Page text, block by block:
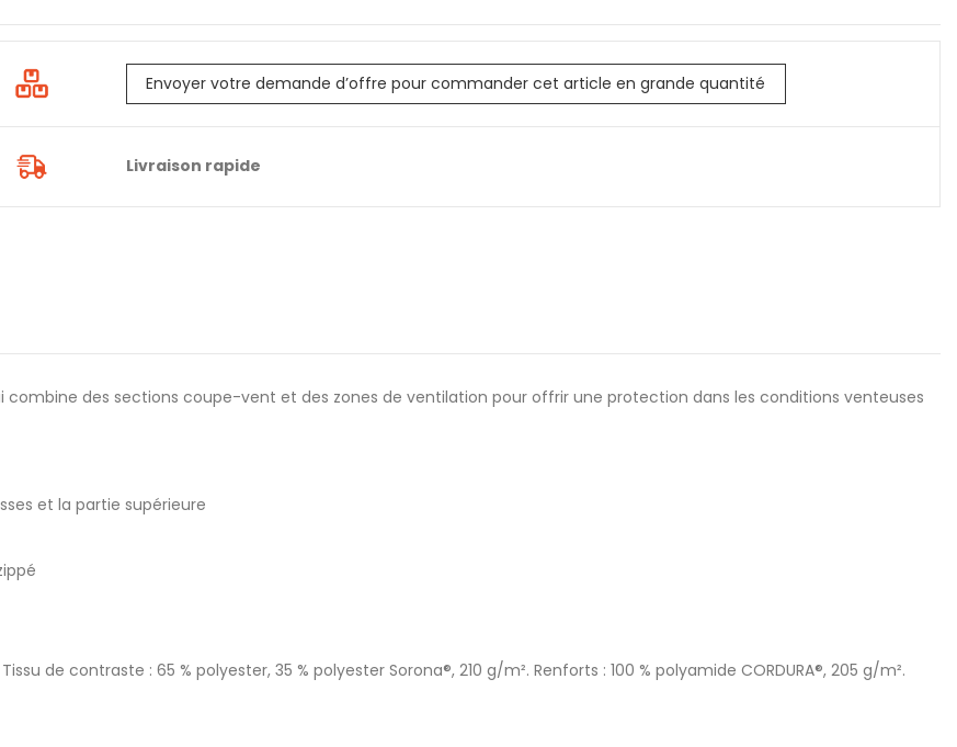
Envoyer votre demande d’offre pour commander cet article en grande quantité
Livraison rapide
des sections coupe-vent et des zones de ventilation pour offrir une protection dans les conditions venteuses
et la partie supérieure
de contraste : 65 % polyester, 35 % polyester Sorona®, 210 g/m². Renforts : 100 % polyamide CORDURA®, 205 g/m².